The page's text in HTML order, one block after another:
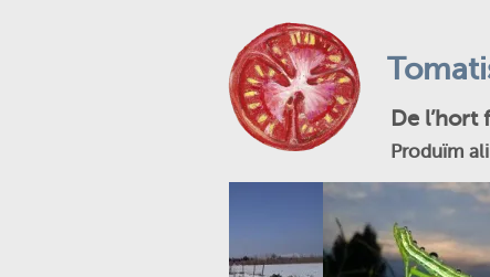
De
Produïm